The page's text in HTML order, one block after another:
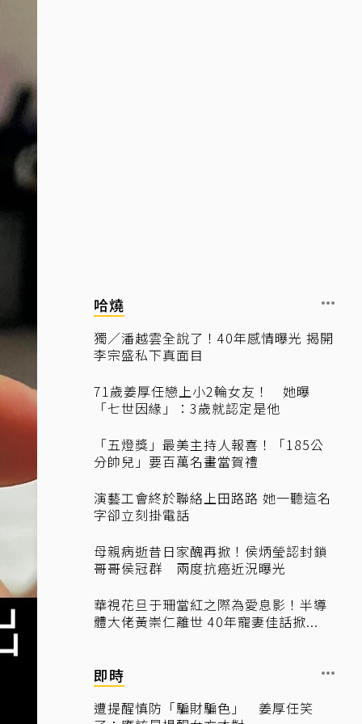
哈燒
獨／潘越雲全說了！40年感情曝光 揭開
李宗盛私下真面目
71歲姜厚任戀上小2輪女友！ 她曝
「七世因緣」：3歲就認定是他
「五燈獎」最美主持人報喜！「185公
分帥兒」要百萬名畫當賀禮
演藝工會終於聯絡上田路路 她一聽這名
字卻立刻掛電話
母親病逝昔日家醜再掀！侯炳瑩認封鎖
哥哥侯冠群 兩度抗癌近況曝光
華視花旦于珊當紅之際為愛息影！半導
體大佬黃崇仁離世 40年寵妻佳話掀...
即時
遭提醒慎防「騙財騙色」 姜厚任笑